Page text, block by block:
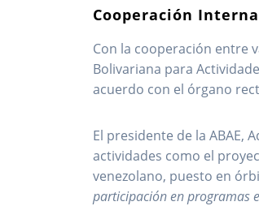
Cooperación
Con la cooperación entre
Bolivariana para
acuerdo con el órgano
El presidente de la ABAE,
actividades como el
venezolano, puesto en
participación en programas